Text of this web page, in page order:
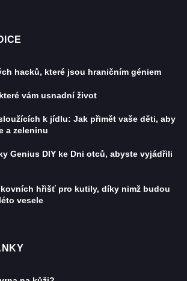
hacků, které jsou hraničním géniem
vám usnadní život
k jídlu: Jak přimět vaše děti, aby
a zeleninu
Genius DIY ke Dni otců, abyste vyjádřili
hřišť pro kutily, díky nimž budou
vesele